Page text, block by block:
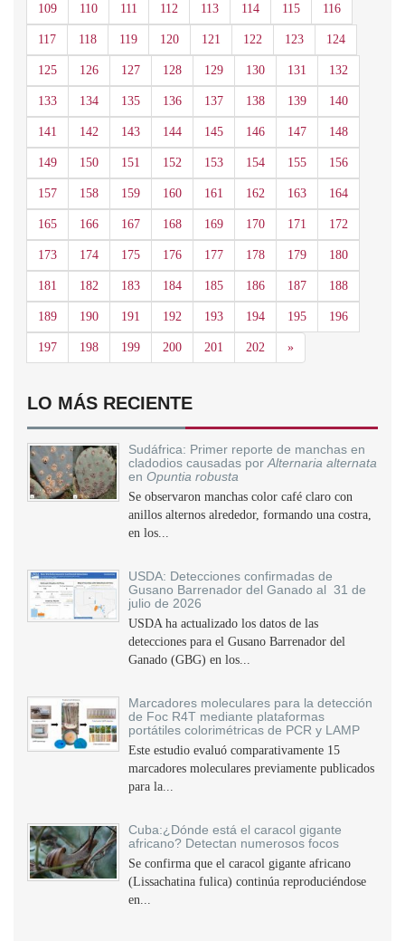
109 110 111 112 113 114 115 116
117 118 119 120 121 122 123 124
125 126 127 128 129 130 131 132
133 134 135 136 137 138 139 140
141 142 143 144 145 146 147 148
149 150 151 152 153 154 155 156
157 158 159 160 161 162 163 164
165 166 167 168 169 170 171 172
173 174 175 176 177 178 179 180
181 182 183 184 185 186 187 188
189 190 191 192 193 194 195 196
197 198 199 200 201 202 »Siguiente
LO MÁS RECIENTE
Sudáfrica: Primer reporte de manchas en
cladodios causadas por Alternaria alternata
en Opuntia robusta
Se observaron manchas color café claro con
anillos alternos alrededor, formando una costra,
en los...
USDA: Detecciones confirmadas de
Gusano Barrenador del Ganado al 31 de
julio de 2026
USDA ha actualizado los datos de las
detecciones para el Gusano Barrenador del
Ganado (GBG) en los...
Marcadores moleculares para la detección
de Foc R4T mediante plataformas
portátiles colorimétricas de PCR y LAMP
Este estudio evaluó comparativamente 15
marcadores moleculares previamente publicados
para la...
Cuba:¿Dónde está el caracol gigante
africano? Detectan numerosos focos
Se confirma que el caracol gigante africano
(Lissachatina fulica) continúa reproduciéndose
en...